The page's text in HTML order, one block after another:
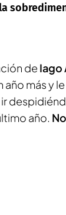
de Iago
año más y
año.